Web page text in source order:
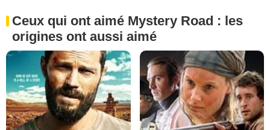
Ceux qui ont aimé Mystery Road : les
origines ont aussi aimé